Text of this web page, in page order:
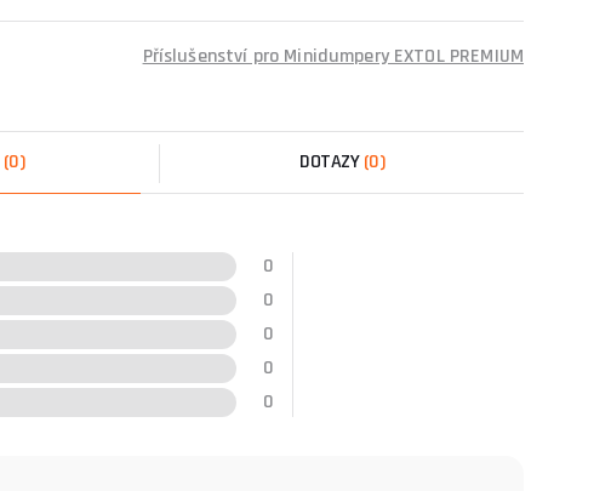
Příslušenství pro Minidumpery EXTOL PREMIUM
(0) DOTAZY (0)
0
0
0
0
0